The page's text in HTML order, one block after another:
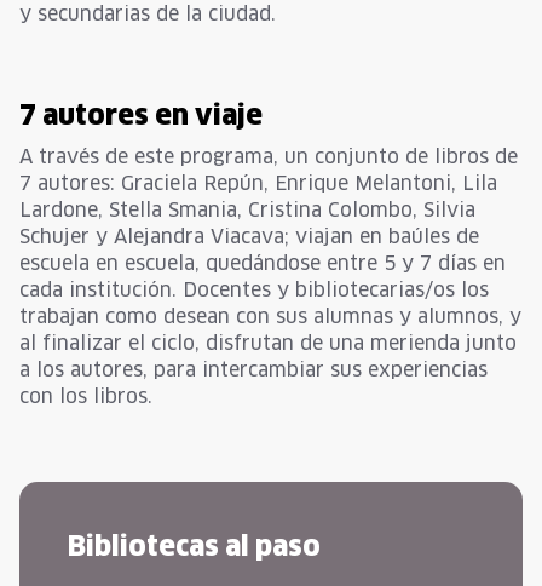
y secundarias de la ciudad.
7 autores en viaje
A través de este programa, un conjunto de libros de
7 autores: Graciela Repún, Enrique Melantoni, Lila
Lardone, Stella Smania, Cristina Colombo, Silvia
Schujer y Alejandra Viacava; viajan en baúles de
escuela en escuela, quedándose entre 5 y 7 días en
cada institución. Docentes y bibliotecarias/os los
trabajan como desean con sus alumnas y alumnos, y
al finalizar el ciclo, disfrutan de una merienda junto
a los autores, para intercambiar sus experiencias
con los libros.
Bibliotecas al paso